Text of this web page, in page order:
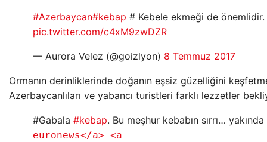
#Azerbaycan#kebap # Kebele ekmeği de önemlidir.
pic.twitter.com/c4xM9zwDZR
— Aurora Velez (@goizlyon) 8 Temmuz 2017
Ormanın derinliklerinde doğanın eşsiz güzelliğini
Azerbaycanlıları ve yabancı turistleri farklı lezzetler
#Gabala #kebap. Bu meşhur kebabın sırrı…
euronews</a> <a